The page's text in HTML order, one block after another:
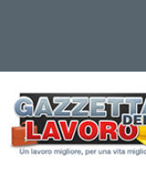
contenuto